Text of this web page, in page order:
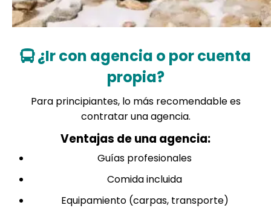
¿Ir con agencia o por cuenta
propia?
Para principiantes, lo más recomendable es
contratar unaagencia.
Ventajas de una agencia:
Guías profesionales
Comida incluida
Equipamiento (carpas, transporte)